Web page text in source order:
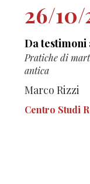
26/
Da
Pratiche di
antica
Marco Rizzi
Centro Studi